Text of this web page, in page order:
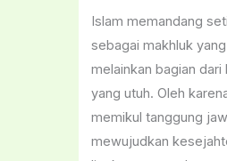
Islam memandang
sebagai makhluk
melainkan bagian
yang utuh. Oleh
memikul tanggung
mewujudkan